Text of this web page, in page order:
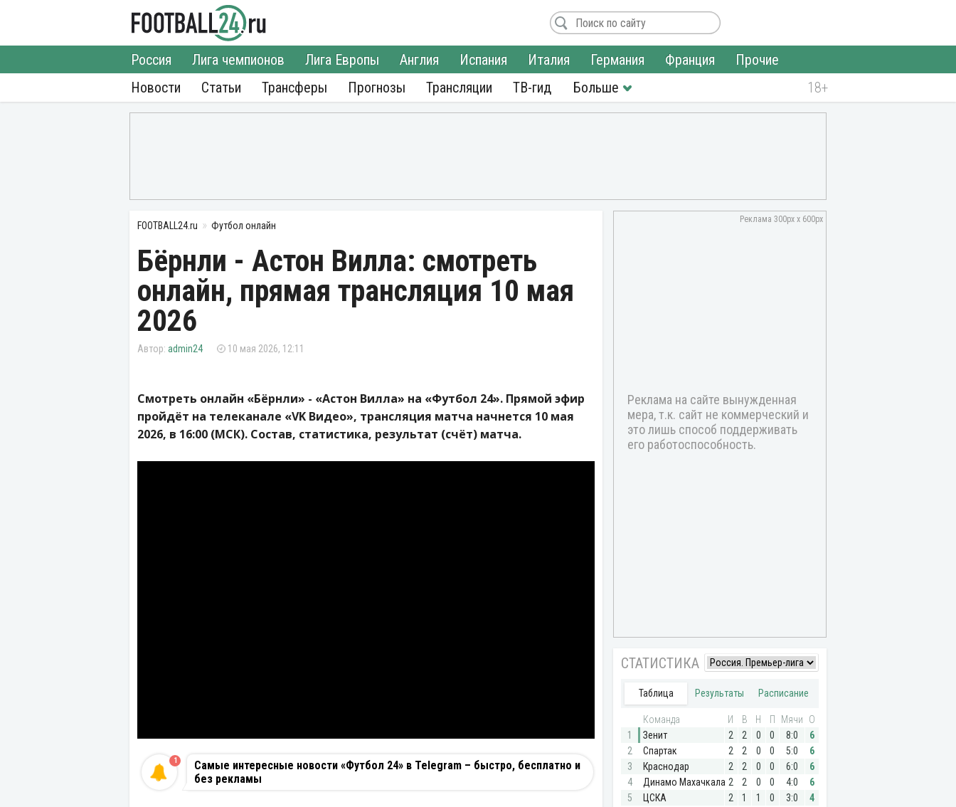
Новости
Россия Лига чемпионов Лига Европы Англия Испания Италия Германия Франция
Прочие
Статьи
Трансферы Прогнозы Трансляции ТВ-гид
FOOTBALL24.ru Футбол онлайн
Бёрнли - Астон Вилла: смотреть
онлайн, прямая трансляция 10 мая
2026
admin24 10 мая 2026, 12:11
Смотреть онлайн «Бёрнли» - «Астон Вилла» на «Футбол 24». Прямой эфир
пройдёт на телеканале «VK Видео», трансляция матча начнется 10 мая
2026, в 16:00 (МСК). Состав, статистика, результат (счёт) матча.
Самые интересные новости «Футбол 24» в Telegram – быстро, бесплатно и
без рекламы
1